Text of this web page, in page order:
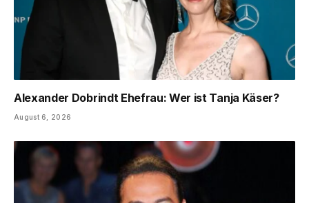
Alexander Dobrindt Ehefrau: Wer ist Tanja Käser?
August 6, 2026